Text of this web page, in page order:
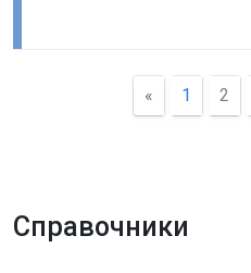
« 1 2
Справочники